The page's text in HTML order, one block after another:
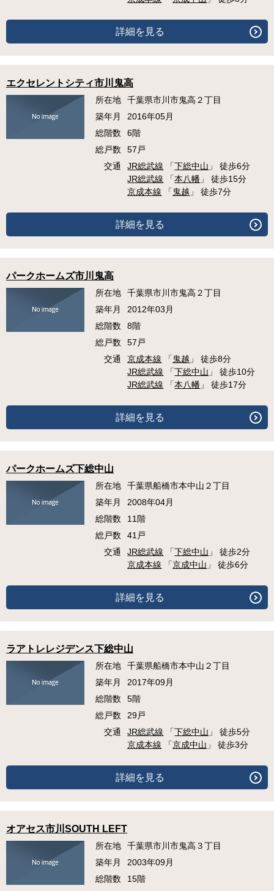
詳細を見る
エクセレントシティ市川鬼高
所在地
千葉県市川市鬼高２丁目
築年月
2016年05月
総階数
6階
総戸数
57戸
交通
JR総武線 「下総中山 」 徒歩6分
JR総武線 「本八幡 」 徒歩15分
京成本線 「 鬼越 」 徒歩7分
詳細を見る
パークホームズ市川鬼高
所在地
千葉県市川市鬼高２丁目
築年月
2012年03月
総階数
8階
総戸数
57戸
交通
京成本線 「 鬼越 」 徒歩8分
JR総武線 「下総中山 」 徒歩10分
JR総武線 「本八幡 」 徒歩17分
詳細を見る
パークホームズ下総中山
所在地
千葉県船橋市本中山２丁目
築年月
2008年04月
総階数
11階
総戸数
41戸
交通
JR総武線 「下総中山 」 徒歩2分
京成本線 「京成中山 」 徒歩6分
詳細を見る
ラアトレレジデンス下総中山
所在地
千葉県船橋市本中山２丁目
築年月
2017年09月
総階数
5階
総戸数
29戸
交通
JR総武線 「下総中山 」 徒歩5分
京成本線 「京成中山 」 徒歩3分
詳細を見る
オアセス市川SOUTH LEFT
所在地
千葉県市川市鬼高３丁目
築年月
2003年09月
総階数
15階